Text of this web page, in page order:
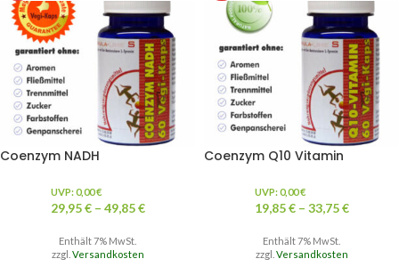
Coenzym NADH
UVP:0,00€
29,95€ – 49,85€
Enthält 7% MwSt.
zzgl. Versandkosten
Coenzym Q10 Vitamin
UVP:0,00€
19,85€ – 33,75€
Enthält 7% MwSt.
zzgl. Versandkosten